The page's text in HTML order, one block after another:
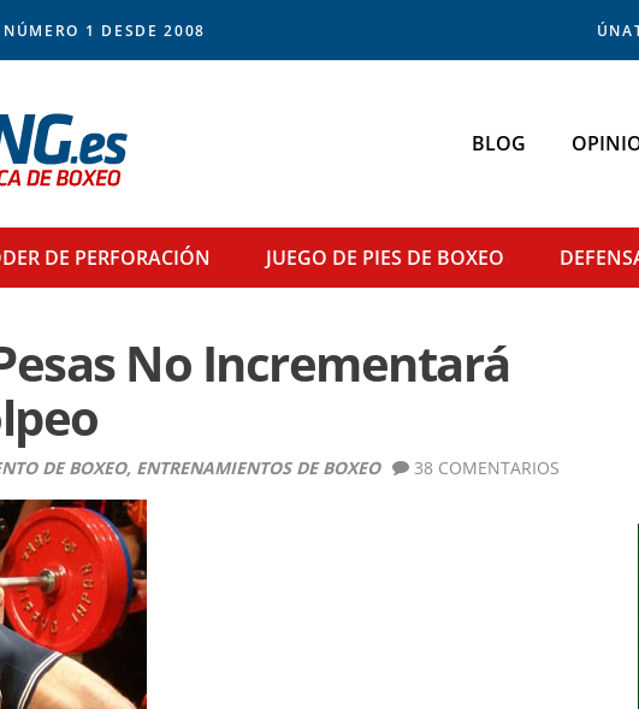
1 DESDE 2008
BLOG
DE PERFORACIÓN JUEGO DE PIES DE BOXEO
No Incrementará
DE BOXEO, ENTRENAMIENTOS DE BOXEO 38 COMENTARIOS